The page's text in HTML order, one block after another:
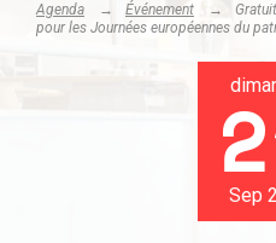
Agenda Événement
pour les Journées européennes du
Sep